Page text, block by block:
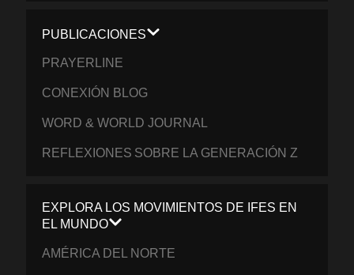
PUBLICACIONES
PRAYERLINE
CONEXIÓN BLOG
WORD & WORLD JOURNAL
REFLEXIONES SOBRE LA GENERACIÓN Z
EXPLORA LOS MOVIMIENTOS DE IFES EN
EL MUNDO
AMÉRICA DEL NORTE